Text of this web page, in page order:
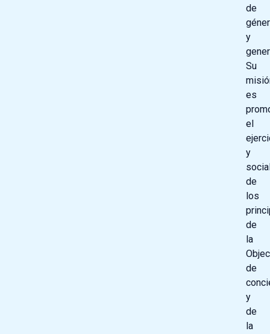
de
y
Su
es
el
y
de
los
de
la
de
y
de
la